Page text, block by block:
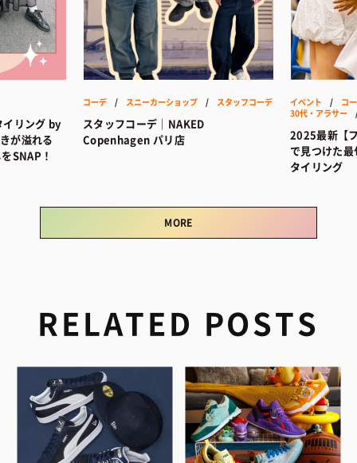
リング by
が溢れる
SNAP！
コーデ / スニーカーショップ / スタッフコーデ
スタッフコーデ｜NAKED
Copenhagen パリ店
イベント / コ
30代・アラサー
2025最新【
で見つけた
タイリング
MORE
RELATED POSTS